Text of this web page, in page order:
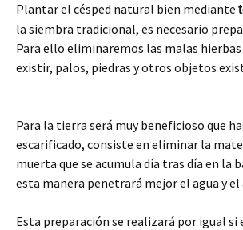
Plantar el césped natural bien mediante
la siembra tradicional, es necesario
Para ello eliminaremos las malas hierbas
existir, palos, piedras y otros objetos
Para la tierra será muy beneficioso que
escarificado, consiste en eliminar la
muerta que se acumula día tras día en la
esta manera penetrará mejor el agua y
Esta preparación se realizará por igual si